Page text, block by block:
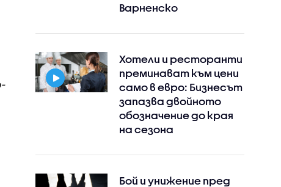
Варненско
Хотели и ресторанти
преминават към цени
само в евро: Бизнесът
запазва двойното
обозначение до края
на сезона
Бой и унижение пред